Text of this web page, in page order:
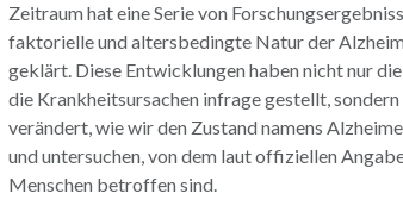
Zeitraum hat eine Serie von
faktorielle und altersbedingte Natur der
geklärt. Diese Entwicklungen haben nicht nur
die Krankheitsursachen infrage gestellt,
verändert, wie wir den Zustand namens
und untersuchen, von dem laut offiziellen
Menschen betroffen sind.